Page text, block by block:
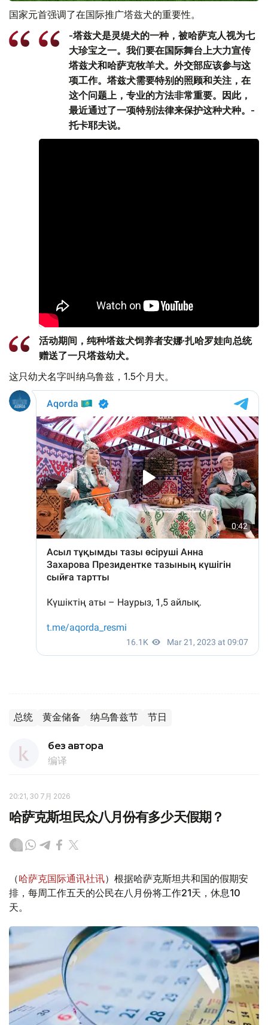
国家元首强调了在国际推广塔兹犬的重要性。
-塔兹犬是灵缇犬的一种，被哈萨克人视为七
大珍宝之一。我们要在国际舞台上大力宣传
塔兹犬和哈萨克牧羊犬。外交部应该参与这
项工作。塔兹犬需要特别的照顾和关注，在
这个问题上，专业的方法非常重要。因此，
最近通过了一项特别法律来保护这种犬种。-
托卡耶夫说。
活动期间，纯种塔兹犬饲养者安娜·扎哈罗娃向总统
赠送了一只塔兹幼犬。
这只幼犬名字叫纳乌鲁兹，1.5个月大。
总统 黄金储备 纳乌鲁兹节 节日
без автора
编译
20:21, 30 7月 2026
哈萨克斯坦民众八月份有多少天假期？
（哈萨克国际通讯社讯）根据哈萨克斯坦共和国的假期安
排，每周工作五天的公民在八月份将工作21天，休息10
天。